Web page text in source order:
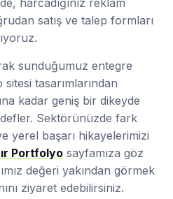
harcadığınız reklam
satış ve talep formları
sunduğumuz entegre
tasarımlarından
kadar geniş bir dikeyde
Sektörünüzde fark
yerel başarı hikayelerimizi
Portfolyo sayfamıza göz
değeri yakından görmek
ziyaret edebilirsiniz.